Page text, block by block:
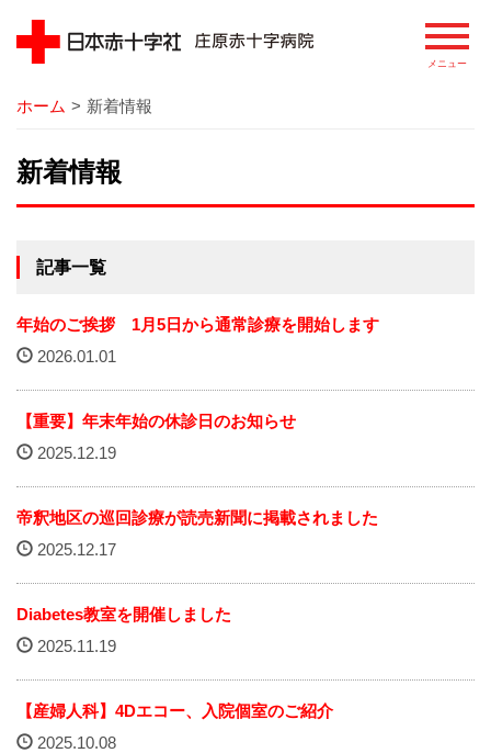
病院
院長あいさつ
患者さまの権利
病院の概要
病院のあゆみ
病院の特徴
院内掲示
経営指標（統計）
ホーム > 新着情報
新着情報
記事一覧
年始のご挨拶 1月5日から通常診療を開始します
2026.01.01
【重要】年末年始の休診日のお知らせ
2025.12.19
帝釈地区の巡回診療が読売新聞に掲載されました
2025.12.17
Diabetes教室を開催しました
2025.11.19
【産婦人科】4Dエコー、入院個室のご紹介
2025.10.08